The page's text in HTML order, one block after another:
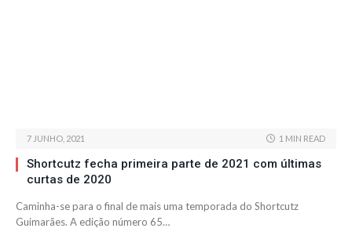
7 JUNHO, 2021 1 MIN READ
Shortcutz fecha primeira parte de 2021 com últimas
curtas de 2020
Caminha-se para o final de mais uma temporada do Shortcutz
Guimarães. A edição número 65…